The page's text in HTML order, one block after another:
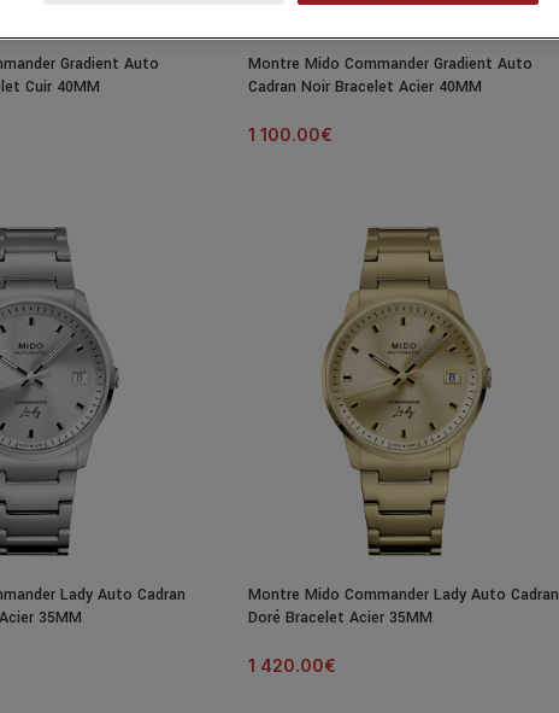
Gradient Auto
Cuir 40MM
Montre Mido Commander Gradient Auto
Cadran Noir Bracelet Acier 40MM
1 100.00€
Lady Auto Cadran
35MM
Montre Mido Commander Lady Auto Cadran
Doré Bracelet Acier 35MM
1 420.00€